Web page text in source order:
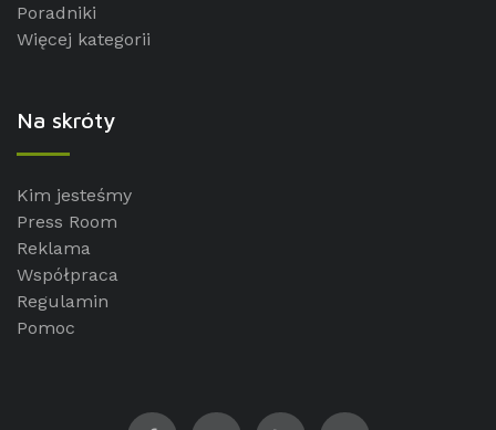
Poradniki
Więcej kategorii
Na skróty
Kim jesteśmy
Press Room
Reklama
Współpraca
Regulamin
Pomoc